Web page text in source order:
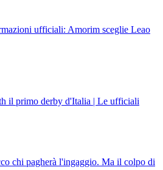
ufficiali: Amorim sceglie Leao
il primo derby d'Italia | Le ufficiali
chi pagherà l'ingaggio. Ma il colpo di